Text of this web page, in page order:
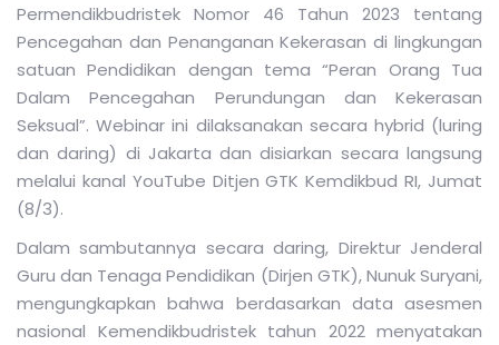
Permendikbudristek Nomor 46 Tahun 2023 tentang
Pencegahan dan Penanganan Kekerasan di lingkungan
satuan Pendidikan dengan tema “Peran Orang Tua
Dalam Pencegahan Perundungan dan Kekerasan
Seksual”. Webinar ini dilaksanakan secara hybrid (luring
dan daring) di Jakarta dan disiarkan secara langsung
melalui kanal YouTube Ditjen GTK Kemdikbud RI, Jumat
(8/3).
Dalam sambutannya secara daring, Direktur Jenderal
Guru dan Tenaga Pendidikan (Dirjen GTK), Nunuk Suryani,
mengungkapkan bahwa berdasarkan data asesmen
nasional Kemendikbudristek tahun 2022 menyatakan